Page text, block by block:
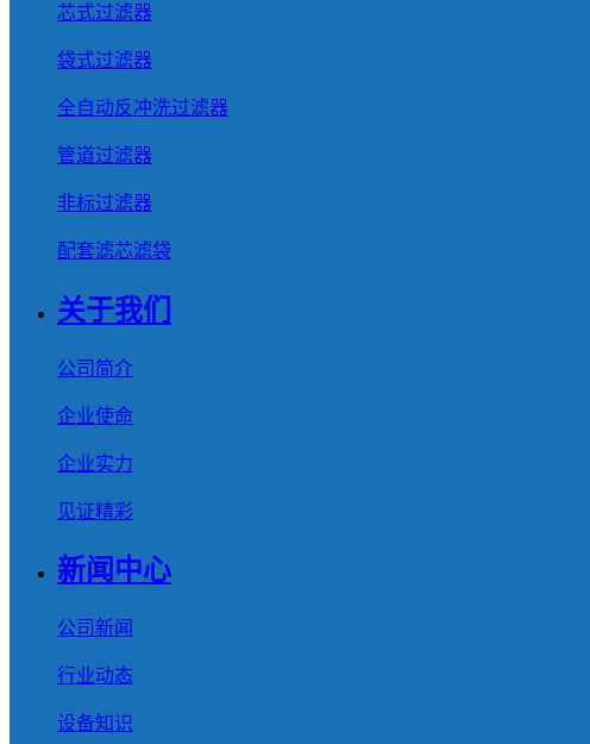
芯式过滤器
袋式过滤器
全自动反冲洗过滤器
管道过滤器
非标过滤器
配套滤芯滤袋
关于我们
公司简介
企业使命
企业实力
见证精彩
新闻中心
公司新闻
行业动态
设备知识